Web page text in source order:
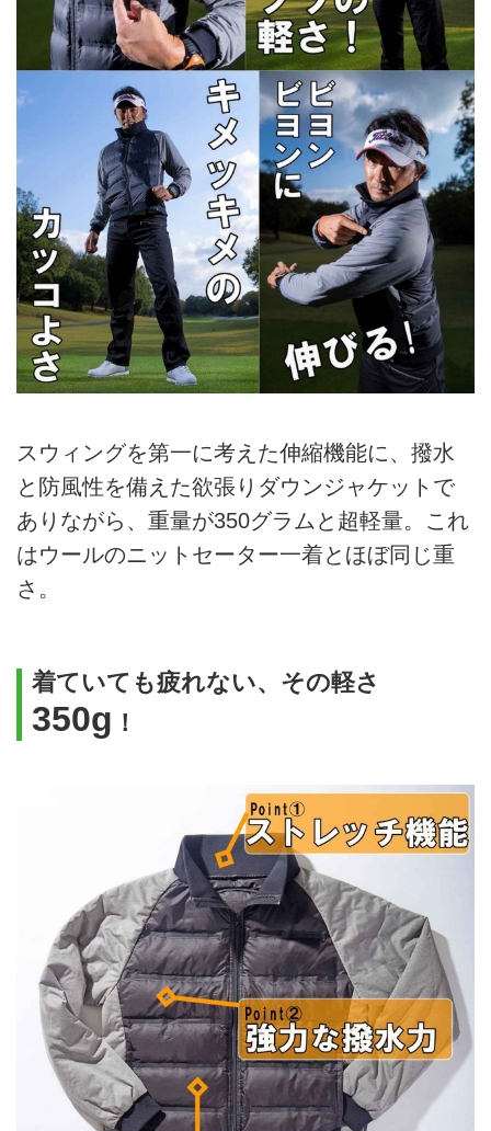
スウィングを第一に考えた伸縮機能に、撥水
と防風性を備えた欲張りダウンジャケットで
ありながら、重量が350グラムと超軽量。これ
はウールのニットセーター一着とほぼ同じ重
さ。
着ていても疲れない、その軽さ
350g ！